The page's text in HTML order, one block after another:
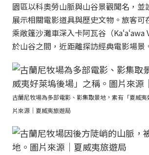
園區以科奧勞山脈與山谷景觀聞名，並
展示相關電影道具與歷史文物。旅客可
乘敞篷沙灘車深入卡阿瓦谷（
於山谷之間，近距離探訪經典電影場景
古蘭尼牧場為多部電影、影集取景地，素有「夏威
片來源｜夏威夷旅遊局